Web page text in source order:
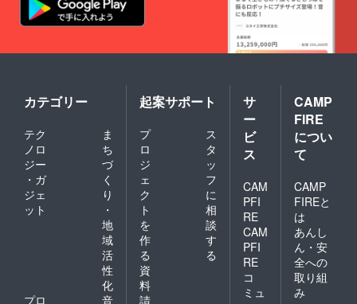
してい
になり
ますの
で、色
わって
いると
ころは
ご考慮
いただ
けます
と幸い
※刺繍は
金色でT
シャツ
の右袖
に入れ
させて
いただ
きま
す。
カテゴリー
テク
ノロ
ジー
・ガ
ジェ
ット
ま
ち
づ
く
り
・
地
域
活
性
化
プロ
音
起案サポート
プ
ロ
ジ
ェ
ク
ト
を
作
る
ス
タ
ッ
フ
に
相
談
す
る
資
料
請
サ
ー
ビ
ス
CAM
PFI
RE
CAM
PFI
RE
コ
ミュ
CAMP
FIRE
につい
て
CAMP
FIREと
は
あんし
ん・安
全への
取り組
み